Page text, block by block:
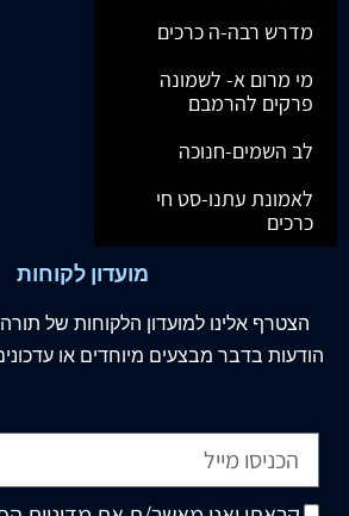
מדרש רבה-ה כרכים
מי מרום א- לשמונה
פרקים להרמבם
לב השמים-חנוכה
לאמונת עתנו-סט חי
כרכים
מועדון לקוחות
הצטרף אלינו למועדון הלקוחות של
הודעות בדבר מבצעים מיוחדים או